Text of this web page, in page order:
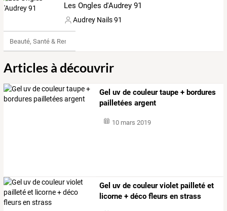
Les Ongles d'Audrey 91
Audrey Nails 91
Beauté, Santé & Remise en forme
Articles à découvrir
Gel uv de couleur taupe + bordures
pailletées argent
10 mars 2019
Gel uv de couleur violet pailleté et
licorne + déco fleurs en strass